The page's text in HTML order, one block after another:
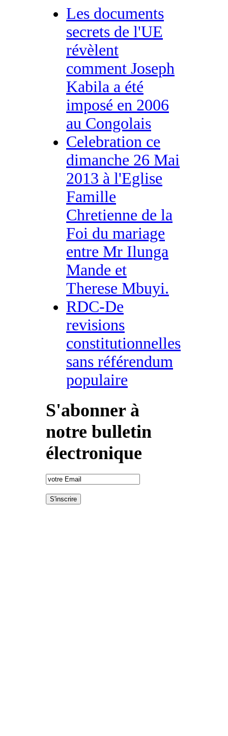
Les documents
secrets de l'UE
révèlent
comment Joseph
Kabila a été
imposé en 2006
au Congolais
Celebration ce
dimanche 26 Mai
2013 à l'Eglise
Famille
Chretienne de la
Foi du mariage
entre Mr Ilunga
Mande et
Therese Mbuyi.
RDC-De
revisions
constitutionnelles
sans référendum
populaire
S'abonner à
notre bulletin
électronique